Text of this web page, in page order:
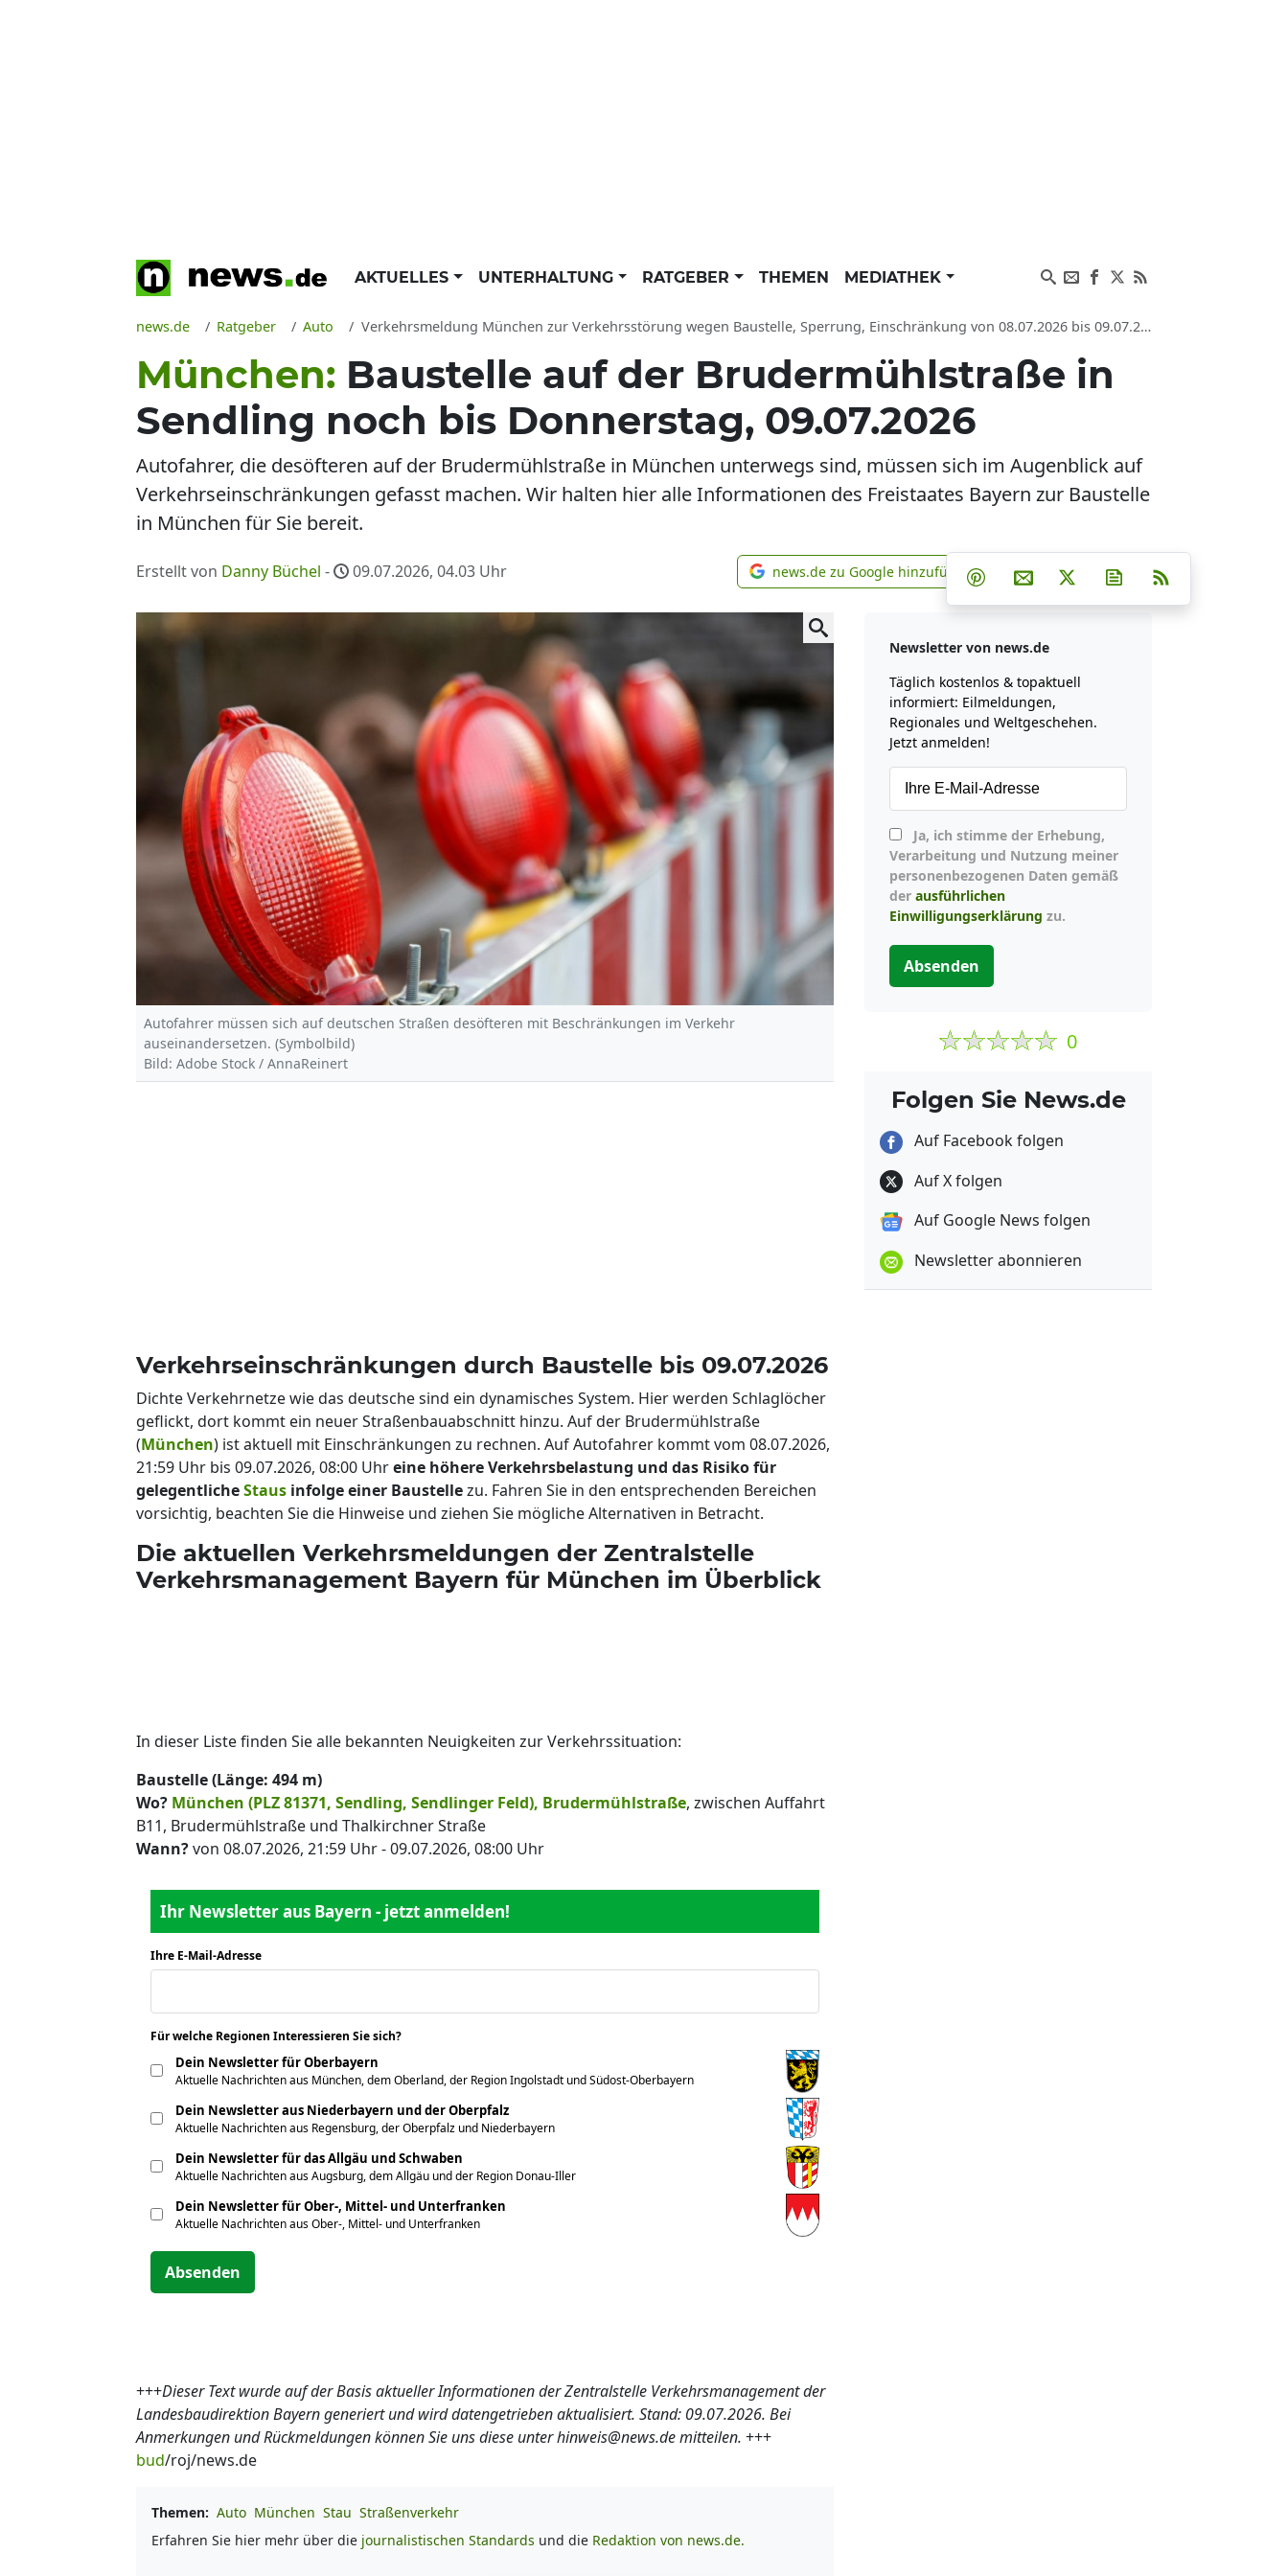
AKTUELLES UNTERHALTUNG RATGEBER THEMEN MEDIATHEK
news.de Ratgeber Auto Verkehrsmeldung München zur Verkehrsstörung wegen Baustelle, Sperrung, Einschränkung von 08.07.2026 bis 09.07.2026: Einschränkungen im Verkehr, Staugefahr in München PLZ 81371, Sendling, Sendlinger Feld, 6.2 auf der Brudermühlstraße
München: Baustelle auf der Brudermühlstraße in
Sendling noch bis Donnerstag, 09.07.2026
Autofahrer, die desöfteren auf der Brudermühlstraße in München unterwegs sind, müssen sich im Augenblick auf
Verkehrseinschränkungen gefasst machen. Wir halten hier alle Informationen des Freistaates Bayern zur Baustelle
in München für Sie bereit.
Erstellt von Danny Büchel - 09.07.2026, 04.03 Uhr news.de zu Google hinzufügen
news.de zu Google hinzufügen Teilen auf Facebook
Teilen auf Whatsapp
Teilen auf Telegram
Teilen auf Pinterest
Per E-Mail teilen
Post auf XNewsletter
Autofahrer müssen sich auf deutschen Straßen desöfteren mit Beschränkungen im Verkehr
auseinandersetzen. (Symbolbild)
Bild: Adobe Stock / AnnaReinert
Verkehrseinschränkungen durch Baustelle bis 09.07.2026
Dichte Verkehrnetze wie das deutsche sind ein dynamisches System. Hier werden Schlaglöcher
geflickt, dort kommt ein neuer Straßenbauabschnitt hinzu. Auf der Brudermühlstraße
(München) ist aktuell mit Einschränkungen zu rechnen. Auf Autofahrer kommt vom 08.07.2026,
21:59 Uhr bis 09.07.2026, 08:00 Uhreine höhere Verkehrsbelastung und das Risiko für
gelegentlicheStaus infolge einer Baustellezu. Fahren Sie in den entsprechenden Bereichen
vorsichtig, beachten Sie die Hinweise und ziehen Sie mögliche Alternativen in Betracht.
Die aktuellen Verkehrsmeldungen der Zentralstelle
Verkehrsmanagement Bayern für München im Überblick
In dieser Liste finden Sie alle bekannten Neuigkeiten zur Verkehrssituation:
Baustelle (Länge: 494 m)
Wo? München (PLZ 81371, Sendling, Sendlinger Feld), Brudermühlstraße, zwischen Auffahrt
B11, Brudermühlstraße und Thalkirchner Straße
Wann?von 08.07.2026, 21:59 Uhr - 09.07.2026, 08:00 Uhr
Ihr Newsletter aus Bayern - jetzt anmelden!
Ihre E-Mail-Adresse
Für welche Regionen Interessieren Sie sich?
Dein Newsletter für Oberbayern
Aktuelle Nachrichten aus München, dem Oberland, der Region Ingolstadt und Südost-Oberbayern
Dein Newsletter aus Niederbayern und der Oberpfalz
Aktuelle Nachrichten aus Regensburg, der Oberpfalz und Niederbayern
Dein Newsletter für das Allgäu und Schwaben
Aktuelle Nachrichten aus Augsburg, dem Allgäu und der Region Donau-Iller
Dein Newsletter für Ober-, Mittel- und Unterfranken
Aktuelle Nachrichten aus Ober-, Mittel- und Unterfranken
Absenden
+++Dieser Text wurde auf der Basis aktueller Informationen der Zentralstelle Verkehrsmanagement der
Landesbaudirektion Bayern generiert und wird datengetrieben aktualisiert. Stand: 09.07.2026. Bei
Anmerkungen und Rückmeldungen können Sie uns diese unter hinweis@news.de mitteilen. +++
bud/roj/news.de
Themen: Auto München Stau Straßenverkehr
Erfahren Sie hier mehr über die journalistischen Standards und die Redaktion von news.de.
Newsletter von news.de
Täglich kostenlos & topaktuell
informiert: Eilmeldungen,
Regionales und Weltgeschehen.
Jetzt anmelden!
Verarbeitung und Nutzung meiner
personenbezogenen Daten gemäß
der ausführlichen
Einwilligungserklärung zu.
Absenden
0
Folgen Sie News.de
Auf Facebook folgen
Auf X folgen
Auf Google News folgen
Newsletter abonnieren